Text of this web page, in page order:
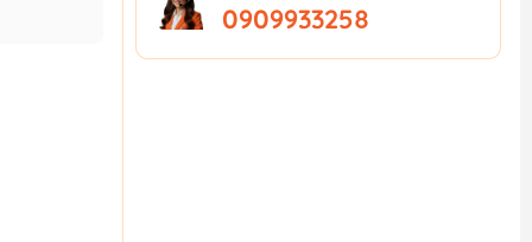
0909933258